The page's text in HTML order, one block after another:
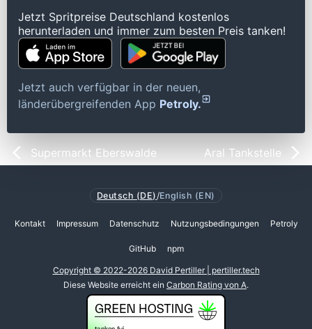
Jetzt Spritpreise Deutschland kostenlos
herunterladen und immer zum besten Preis tanken!
Jetzt auch verfügbar in der neuen,
länderübergreifenden App Petroly.
Supermarkt Eberswalde Aral Tankstelle
Deutsch (DE) /English (EN)
Kontakt Impressum Datenschutz Nutzungsbedingungen Petroly
GitHub npm
Copyright © 2022-2026 David Pertiller | pertiller.tech
Diese Website erreicht ein Carbon Rating von A.